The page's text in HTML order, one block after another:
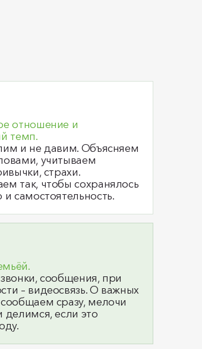
отношение и
темп.
и не давим. Объясняем
учитываем
страхи.
так, чтобы сохранялось
и самостоятельность.
сообщения, при
– видеосвязь. О важных
сразу, мелочи
делимся, если это